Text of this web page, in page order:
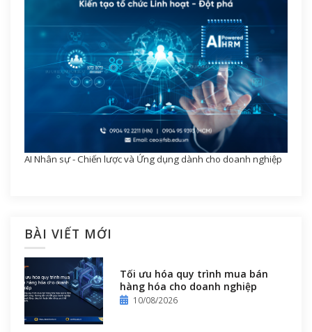
AI Nhân sự - Chiến lược và Ứng dụng dành cho doanh nghiệp
BÀI VIẾT MỚI
Tối ưu hóa quy trình mua bán
hàng hóa cho doanh nghiệp
10/08/2026